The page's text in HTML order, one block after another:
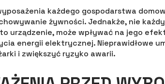
każdego gospodarstwa
żywności. Jednakże, nie
urządzenie, może wpływać na jego
energii elektrycznej. Nieprawidłowe
i zwiększyć ryzyko awarii.